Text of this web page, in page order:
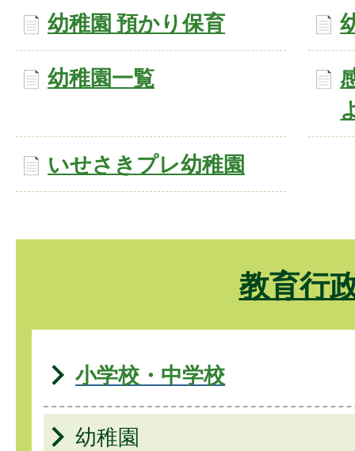
幼稚園 預かり保育
幼稚園一覧
いせさきプレ幼稚園
教育行
小学校・中学校
幼稚園